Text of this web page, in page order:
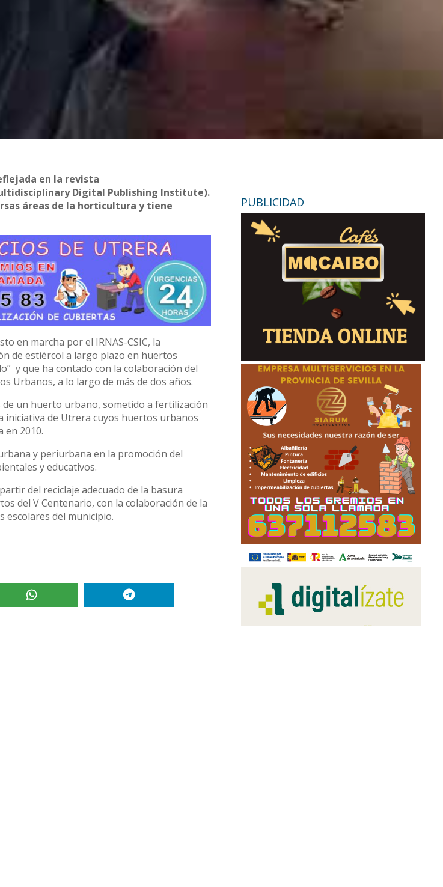
en la revista
Digital Publishing Institute).
áreas de la horticultura y tiene
en marcha por el IRNAS-CSIC, la
de estiércol a largo plazo en huertos
y que ha contado con la colaboración del
Urbanos, a lo largo de más de dos años.
de un huerto urbano, sometido a fertilización
iniciativa de Utrera cuyos huertos urbanos
en 2010.
y periurbana en la promoción del
y educativos.
del reciclaje adecuado de la basura
del V Centenario, con la colaboración de la
escolares del municipio.
PUBLICIDAD